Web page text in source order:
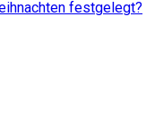
festgelegt?